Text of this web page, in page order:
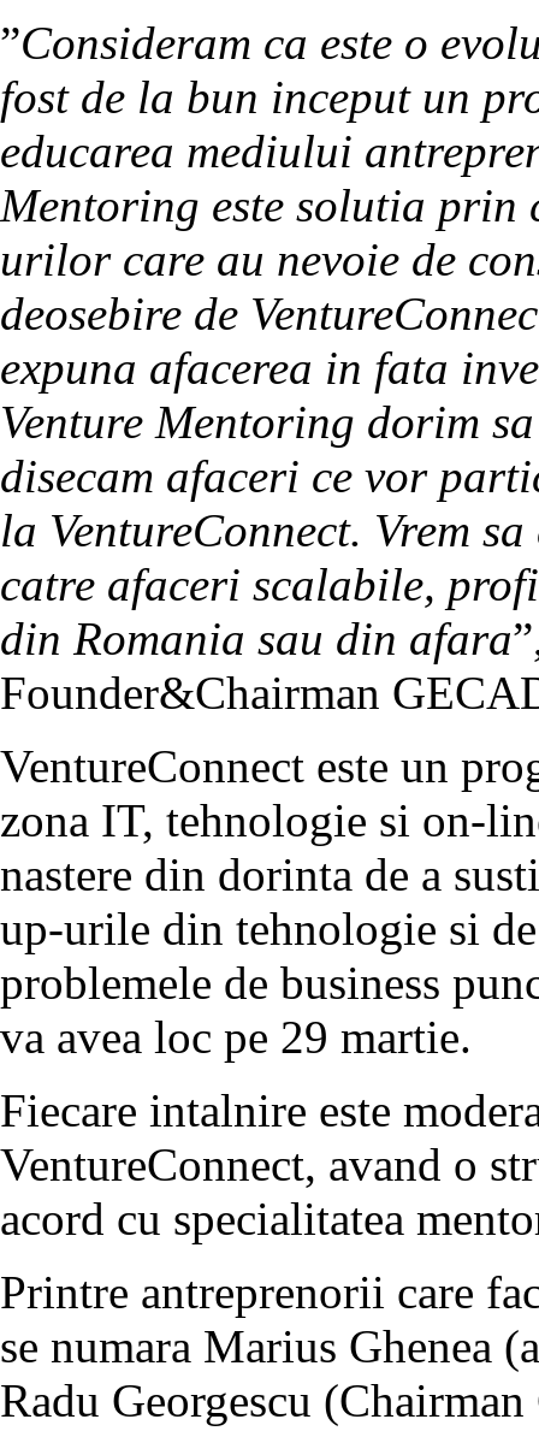
”Consideram ca este o
fost de la bun inceput un
educarea mediului
Mentoring este solutia
urilor care au nevoie de
deosebire de
expuna afacerea in fata
Venture Mentoring dorim
disecam afaceri ce vor
la VentureConnect. Vrem
catre afaceri scalabile,
din Romania sau din afara
Founder&Chairman
VentureConnect este un
zona IT, tehnologie si on-
nastere din dorinta de a
up-urile din tehnologie si
problemele de business
va avea loc pe 29 martie.
Fiecare intalnire este
VentureConnect, avand o
acord cu specialitatea
Printre antreprenorii care
se numara Marius Ghenea
Radu Georgescu